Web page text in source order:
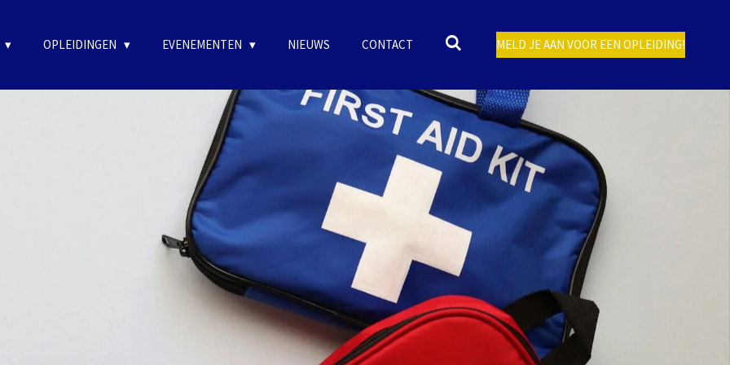
OPLEIDINGEN EVENEMENTEN NIEUWS CONTACT MELD JE AAN VOOR EEN OPLEIDING!